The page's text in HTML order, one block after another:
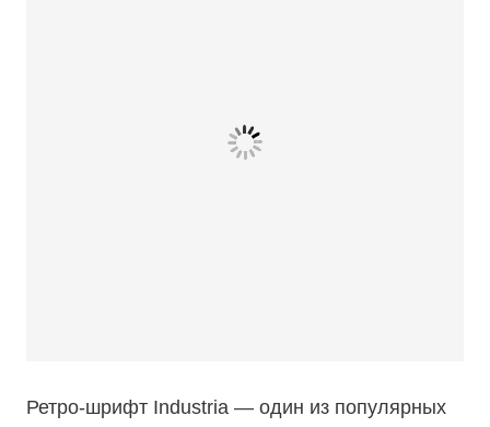
Ретро-шрифт Industria — один из популярных